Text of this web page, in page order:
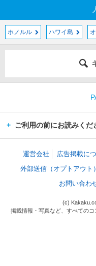
ホノルル ハワイ島
ご利用の前にお読みくだ
運営会社 広告掲載に
外部送信（オプトアウト）
お問い合わ
(c)
掲載情報・写真など、すべての